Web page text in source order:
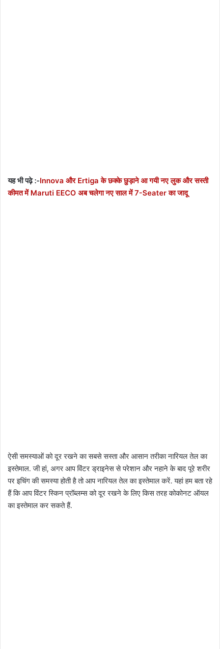
यह भी पढ़े :-Innova और Ertiga के छक्के छुड़ाने आ गयी नए लुक और सस्ती
कीमत में Maruti EECO अब चलेगा नए साल में 7-Seater का जादू
ऐसी समस्‍याओं को दूर रखने का सबसे सस्ता और आसान तरीका नारियल तेल का
इस्‍तेमाल. जी हां, अगर आप विंटर ड्राइनेस से परेशान और नहाने के बाद पूरे शरीर
पर इचिंग की समस्‍या होती है तो आप नारियल तेल का इस्‍तेमाल करें. यहां हम बता रहे
हैं कि आप विंटर स्किन प्रॉब्‍लम्‍स को दूर रखने के लिए किस तरह कोकोनट ऑयल
का इस्‍तेमाल कर सकते हैं.